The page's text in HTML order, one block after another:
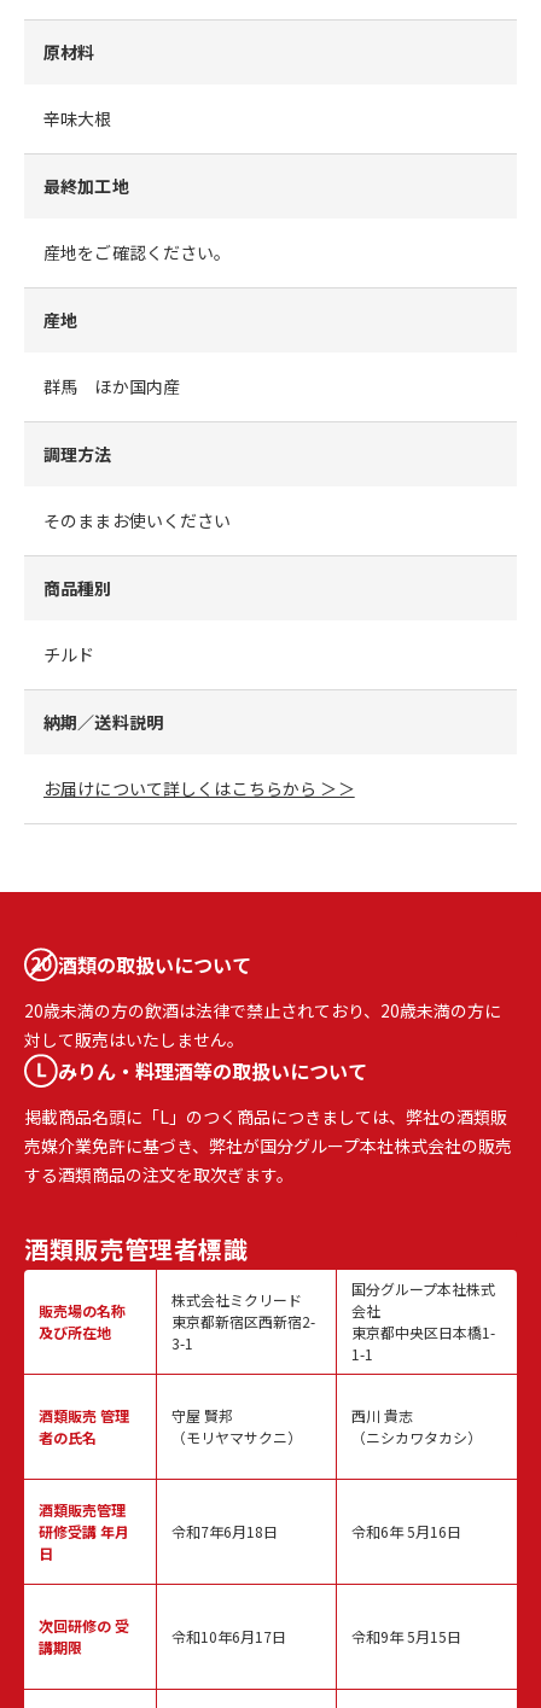
原材料
辛味大根
最終加工地
産地をご確認ください。
産地
群馬 ほか国内産
調理方法
そのままお使いください
商品種別
チルド
納期／送料説明
お届けについて詳しくはこちらから ＞＞
酒類の取扱いについて
20歳未満の方の飲酒は法律で禁止されており、20歳未満の方に
対して販売はいたしません。
みりん・料理酒等の取扱いについて
掲載商品名頭に「L」のつく商品につきましては、弊社の酒類販
売媒介業免許に基づき、弊社が国分グループ本社株式会社の販売
する酒類商品の注文を取次ぎます。
酒類販売管理者標識
販売場の名称
及び所在地
酒類販売管理
者の氏名
酒類販売管理
研修受講 年月
日
次回研修の受
講期限
株式会社ミクリード
東京都新宿区西新宿2-
3-1
守屋 賢邦
（モリヤマサクニ）
令和7年6月18日
令和10年6月17日
国分グループ本社株式
会社
東京都中央区日本橋1-
1-1
西川 貴志
（ニシカワタカシ）
令和6年 5月16日
令和9年 5月15日